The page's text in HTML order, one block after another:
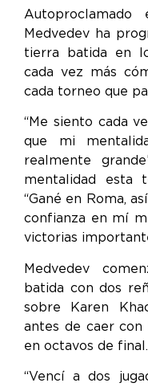
Autoproclamado
Medvedev ha
tierra batida en
cada vez más
cada torneo que
“Me siento cada
que mi
realmente
mentalidad esta
“Gané en Roma,
confianza en mí
victorias
Medvedev
batida con dos
sobre Karen
antes de caer
en octavos de final.
“Vencí a dos